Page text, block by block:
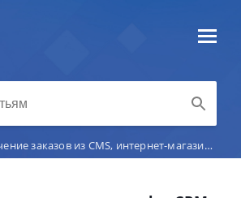
из CMS, интернет-магазинов, лендингов и конструкторов сайтов